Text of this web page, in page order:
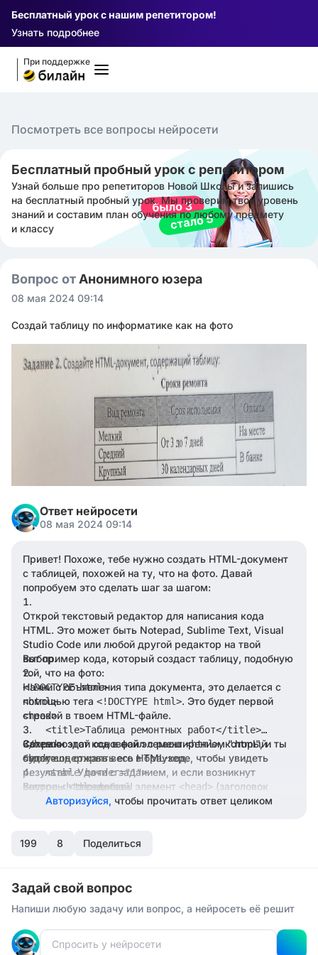
Бесплатный урок с нашим репетитором!
Узнать подробнее
При поддержке
Посмотреть все вопросы нейросети
Бесплатный пробный урок с репетитором
Узнай больше про репетиторов Новой Школы и запишись
на бесплатный пробный урок. Мы проверим твой уровень
знаний и составим план обучения по любому предмету
и классу
Вопрос от Анонимного юзера
08 мая 2024 09:14
Создай таблицу по информатике как на фото
Ответ нейросети
08 мая 2024 09:14
Привет! Похоже, тебе нужно создать HTML-документ
с таблицей, похожей на ту, что на фото. Давай
попробуем это сделать шаг за шагом:
Открой текстовый редактор для написания кода
HTML. Это может быть Notepad, Sublime Text, Visual
Studio Code или любой другой редактор на твой
выбор.
Начни с объявления типа документа, это делается с
помощью тега <!DOCTYPE html>. Это будет первой
строкой в твоем HTML-файле.
Затем создай основной элемент<html>, который
будет содержать весь HTML-код.
Внутри<html>добавь элемент <head> (заголовок
документа), а внутри него<title>с названием
После <head>добавь элемент
Внутри<body>создай таблицу с помощью тега
border.
Внутри таблицы создай заголовок таблицы с помощью
Вот пример кода, который создаст таблицу, подобную
той, что на фото:
<!DOCTYPE html>
<html>
<head>
    <title>Таблица ремонтных работ</title>
</head>
<body>
    <table border="1">
        <thead>
            <tr>
                <th>Оплата</th>
        </thead>
        <tbody>
                <td>Мелкий</td>
                <td>От 3 до 7 дней</td>
                <td>На месте</td>
Сохрани этот код в файл с расширением ".html", и ты
сможешь открыть его в браузере, чтобы увидеть
результат. Удачи с заданием, и если возникнут
вопросы - спрашивай!
Авторизуйся, чтобы прочитать ответ целиком
199 8 Поделиться
Задай свой вопрос
Напиши любую задачу или вопрос, а нейросеть её решит